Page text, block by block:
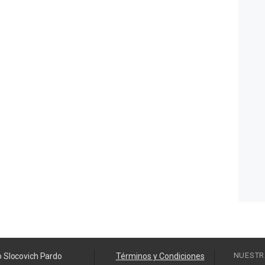
Slocovich Pardo Términos y Condiciones